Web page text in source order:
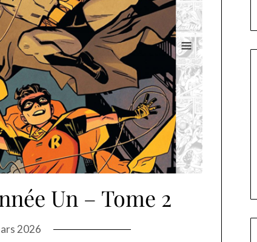
Un – Tome 2
2026